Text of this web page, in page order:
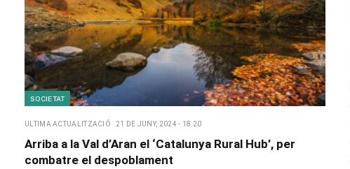
SOCIETAT
ULTIMA ACTUALITZACIÓ 21 DE JUNY, 2024 - 18:20
Arriba a la Val d’Aran el ‘Catalunya Rural Hub’, per
combatre el despoblament